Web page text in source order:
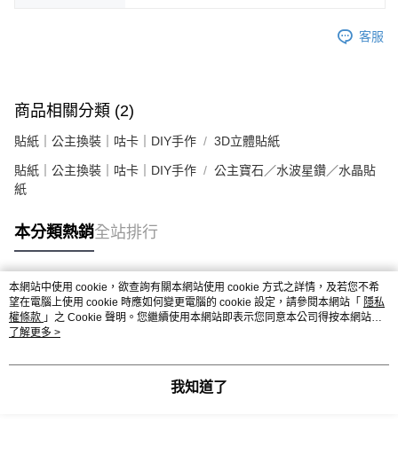
客服
商品相關分類 (2)
貼紙｜公主換裝｜咕卡｜DIY手作 3D立體貼紙
貼紙｜公主換裝｜咕卡｜DIY手作
公主寶石／水波星鑽／水晶貼
紙
本分類熱銷全站排行
熱門標籤
本網站中使用 cookie，欲查詢有關本網站使用 cookie 方式之詳情，及若您不希
望在電腦上使用 cookie 時應如何變更電腦的 cookie 設定，請參閱本網站「 隱私
權條款 」之 Cookie 聲明。您繼續使用本網站即表示您同意本公司得按本網站使
用條款之 Cookie 聲明使用 cookie。
了解更多 >
我知道了